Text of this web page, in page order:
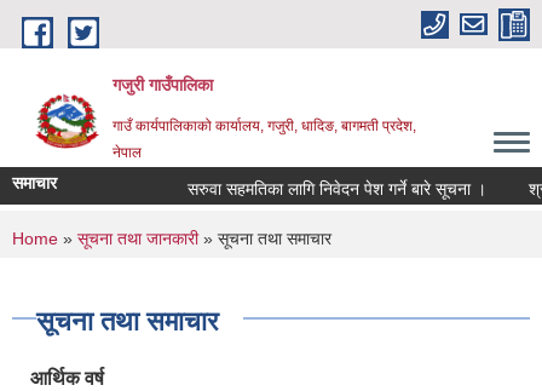
Skip to main content
गजुरी गाउँपालिका
गाउँ कार्यपालिकाको कार्यालय, गजुरी, धादिङ, बागमती प्रदेश,
नेपाल
समाचार सरुवा सहमतिका लागि निवेदन पेश गर्ने बारे सूचना ।
You are here
Home » सूचना तथा जानकारी» सूचना तथा समाचार
सूचना तथा समाचार
आर्थिक वर्ष